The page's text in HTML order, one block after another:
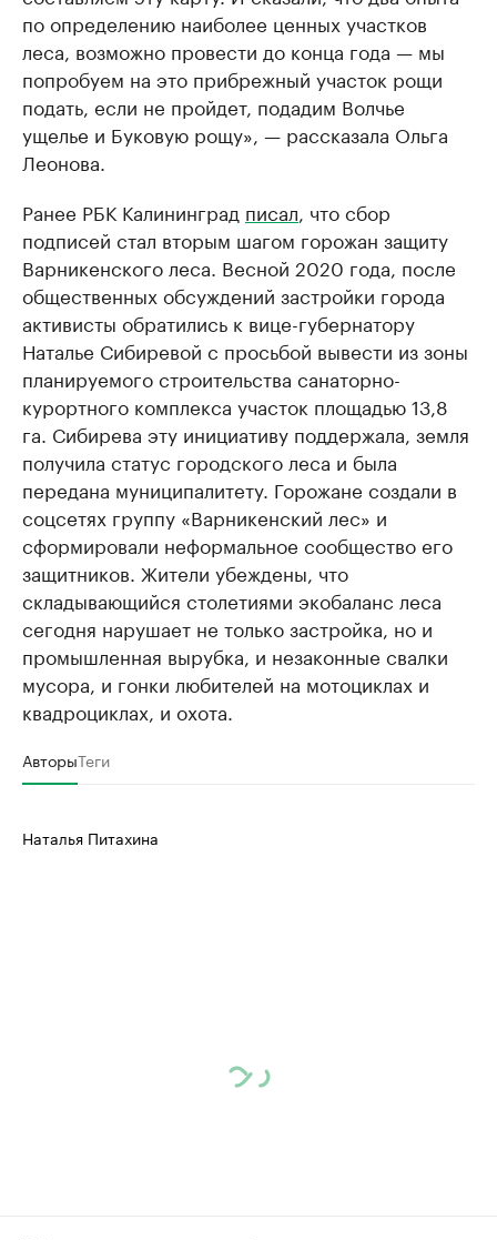
по определению наиболее ценных участков
леса, возможно провести до конца года — мы
попробуем на это прибрежный участок рощи
подать, если не пройдет, подадим Волчье
ущелье и Буковую рощу», — рассказала Ольга
Леонова.
Ранее РБК Калининград писал , что сбор
подписей стал вторым шагом горожан защиту
Варникенского леса. Весной 2020 года, после
общественных обсуждений застройки города
активисты обратились к вице-губернатору
Наталье Сибиревой с просьбой вывести из зоны
планируемого строительства санаторно-
курортного комплекса участок площадью 13,8
га. Сибирева эту инициативу поддержала, земля
получила статус городского леса и была
передана муниципалитету. Горожане создали в
соцсетях группу «Варникенский лес» и
сформировали неформальное сообщество его
защитников. Жители убеждены, что
складывающийся столетиями экобаланс леса
сегодня нарушает не только застройка, но и
промышленная вырубка, и незаконные свалки
мусора, и гонки любителей на мотоциклах и
квадроциклах, и охота.
АвторыТеги
Наталья Питахина